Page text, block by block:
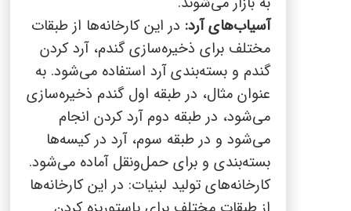
آسیاب‌های آرد: در این کارخانه‌ها از طبقات
مختلف برای ذخیره‌سازی گندم، آرد کردن
گندم و بسته‌بندی آرد استفاده می‌شود. به
عنوان مثال، در طبقه اول گندم ذخیره‌سازی
می‌شود، در طبقه دوم آرد کردن انجام
می‌شود و در طبقه سوم، آرد در کیسه‌ها
بسته‌بندی و برای حمل‌ونقل آماده می‌شود.
کارخانه‌های تولید لبنیات: در این کارخانه‌ها